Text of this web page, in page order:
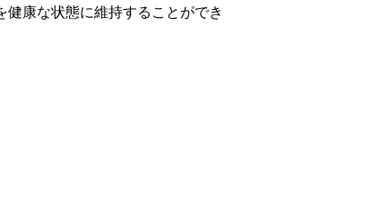
康な状態に維持することができ